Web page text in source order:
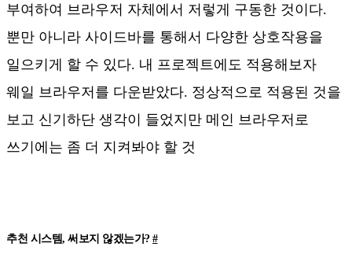
부여하여 브라우저 자체에서 저렇게 구동한 것이다.
뿐만 아니라 사이드바를 통해서 다양한 상호작용을
일으키게 할 수 있다. 내 프로젝트에도 적용해보자
웨일 브라우저를 다운받았다. 정상적으로 적용된 것을
보고 신기하단 생각이 들었지만 메인 브라우저로
쓰기에는 좀 더 지켜봐야 할 것
추천 시스템, 써보지 않겠는가? #